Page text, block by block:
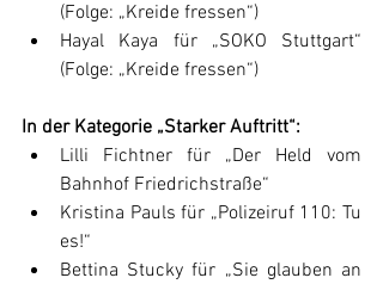
(Folge: „Kreide fressen“)
Hayal Kaya für „SOKO Stuttgart“
(Folge: „Kreide fressen“)
In der Kategorie „Starker Auftritt“:
Lilli Fichtner für „Der Held vom
Bahnhof Friedrichstraße“
Kristina Pauls für „Polizeiruf 110: Tu
es!“
Bettina Stucky für „Sie glauben an